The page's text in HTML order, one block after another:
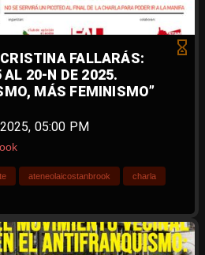
FALLARÁS:
AL 20-N DE 2025.
MÁS FEMINISMO”
05:00 PM
ateneolaicostanbrook charla